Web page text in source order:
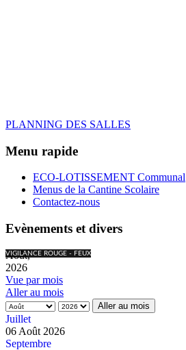
PLANNING DES SALLES
Menu rapide
ECO-LOTISSEMENT Communal
Menus de la Cantine Scolaire
Contactez-nous
Evènements et divers
VIGILANCE ROUGE - FEUX
Août,
2026
Vue par mois
Aller au mois
Aller au mois
Juillet
06 Août 2026
Septembre